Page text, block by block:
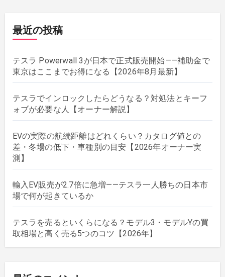
最近の投稿
テスラ Powerwall 3が日本で正式販売開始——補助金で
東京はここまでお得になる【2026年8月最新】
テスラでインロックしたらどうなる？対処法とキーフ
ォブが必要な人【オーナー解説】
EVの実際の航続距離はどれくらい？カタログ値との
差・冬場の低下・車種別の目安【2026年オーナー実
測】
輸入EV販売が2.7倍に急増——テスラ一人勝ちの日本市
場で何が起きているか
テスラを売るといくらになる？モデル3・モデルYの買
取相場と高く売る5つのコツ【2026年】